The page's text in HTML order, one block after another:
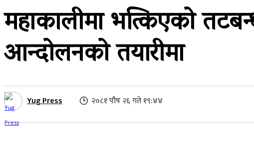
महाकालीमा भत्किएको
आन्दोलनको तयारीमा
Yug Press २०८१ पौष २६ गते १९:४४